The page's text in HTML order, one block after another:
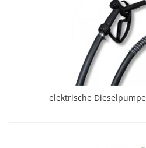
elektrische